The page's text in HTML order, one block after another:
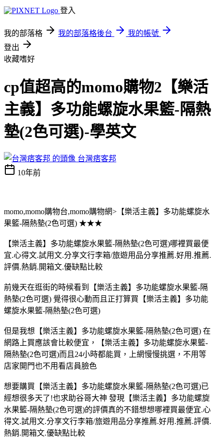
登入
我的部落格 我的部落格後台
我的帳號
登出
收藏嗜好
cp值超高的momo購物2【樂活
主義】多功能螺旋水果籃-隔熱
墊(2色可選)-學英文
台灣痞客邦
10年前
momo,momo購物台,momo購物網>【樂活主義】多功能螺旋水
果籃-隔熱墊(2色可選) ★★★
【樂活主義】多功能螺旋水果籃-隔熱墊(2色可選)哪裡買最便
宜.心得文.試用文.分享文行李箱/旅遊用品分享推薦.好用.推薦.
評價.熱銷.開箱文.優缺點比較
前幾天在逛街的時候看到【樂活主義】多功能螺旋水果籃-隔
熱墊(2色可選) 覺得很心動而且正打算買【樂活主義】多功能
螺旋水果籃-隔熱墊(2色可選)
但是我想【樂活主義】多功能螺旋水果籃-隔熱墊(2色可選) 在
網路上買應該會比較便宜，【樂活主義】多功能螺旋水果籃-
隔熱墊(2色可選)而且24小時都能買，上網慢慢挑選，不用等
店家開門也不用看店員臉色
想要購買【樂活主義】多功能螺旋水果籃-隔熱墊(2色可選)已
經想很多天了!也求助谷哥大神 發現【樂活主義】多功能螺旋
水果籃-隔熱墊(2色可選)的評價真的不錯想想哪裡買最便宜.心
得文.試用文.分享文行李箱/旅遊用品分享推薦.好用.推薦.評價.
熱銷.開箱文.優缺點比較